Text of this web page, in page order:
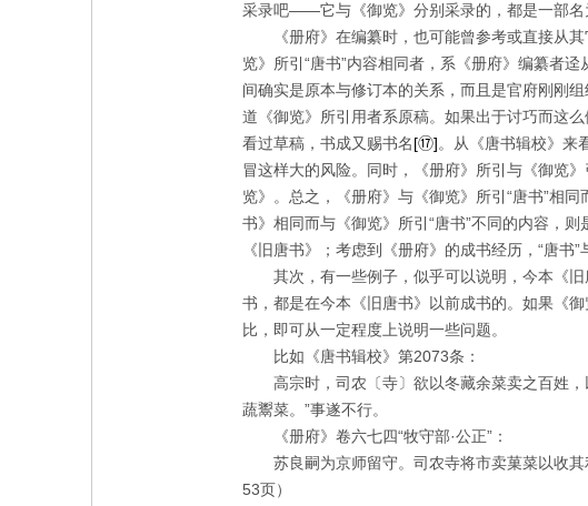
采录吧——它与《御览》分别采录的，都是一部名
《册府》在编纂时，也可能曾参考或直接从
览》所引“唐书”内容相同者，系《册府》编纂者
间确实是原本与修订本的关系，而且是官府刚刚
道《御览》所引用者系原稿。如果出于讨巧而这
看过草稿，书成又赐书名[⑰]。从《唐书辑校》来
冒这样大的风险。同时，《册府》所引与《御览
览》。总之，《册府》与《御览》所引“唐书”相
书》相同而与《御览》所引“唐书”不同的内容，
《旧唐书》；考虑到《册府》的成书经历，“唐书
其次，有一些例子，似乎可以说明，今本《
书，都是在今本《旧唐书》以前成书的。如果《
比，即可从一定程度上说明一些问题。
比如《唐书辑校》第2073条：
高宗时，司农〔寺〕欲以冬藏余菜卖之百姓
蔬鬻菜。”事遂不行。
《册府》卷六七四“牧守部·公正”：
苏良嗣为京师留守。司农寺将市卖菓菜以收
53页）